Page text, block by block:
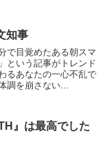
知事
で目覚めたある朝スマ
という記事がトレンド
るあなたの一心不乱で
調を崩さない...
』は最高でした